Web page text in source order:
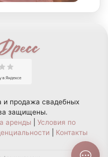
продажа свадебных
защищены.
аренды
Условия по
Контакты